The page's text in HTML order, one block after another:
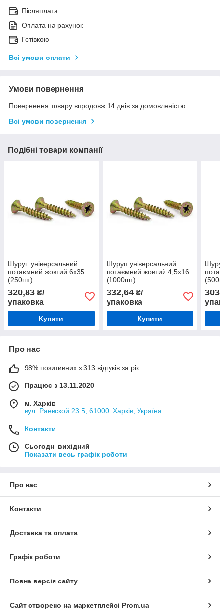
Післяплата
Оплата на рахунок
Готівкою
Всі умови оплати
Умови повернення
Повернення товару впродовж 14 днів за домовленістю
Всі умови повернення
Подібні товари компанії
Шуруп універсальний
потаємний жовтий 6х35
(250шт)
320,83 ₴/
упаковка
Купити
Шуруп універсальний
потаємний жовтий 4,5х16
(1000шт)
332,64₴/
упаковка
Купити
Про нас
98% позитивних з 313 відгуків за рік
Працює з 13.11.2020
м. Харків
вул. Раевской 23 Б, 61000, Харків, Україна
Контакти
Сьогодні вихідний
Показати весь графік роботи
Про нас
Контакти
Доставка та оплата
Графік роботи
Повна версія сайту
Сайт створено на маркетплейсі Prom.ua